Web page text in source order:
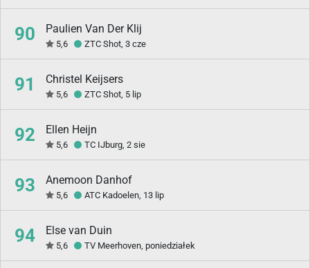
90 Paulien Van Der Klij
5,6 ZTC Shot, 3 cze
91 Christel Keijsers
5,6 ZTC Shot, 5 lip
92 Ellen Heijn
5,6 TC IJburg, 2 sie
93 Anemoon Danhof
5,6 ATC Kadoelen, 13 lip
94 Else van Duin
5,6 TV Meerhoven, poniedziałek